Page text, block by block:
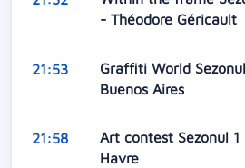
- Théodore Géricault
21:53
Graffiti World
Buenos Aires
21:58
Art contest Sezonul 1
Havre